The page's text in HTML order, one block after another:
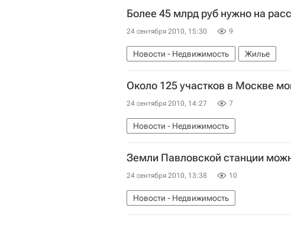
Более 45 млрд руб нужно на
24 сентября 2010, 15:30 9
Новости - Недвижимость Жилье
Около 125 участков в Москве
24 сентября 2010, 14:27 7
Новости - Недвижимость
Земли Павловской станции
24 сентября 2010, 13:38 10
Новости - Недвижимость